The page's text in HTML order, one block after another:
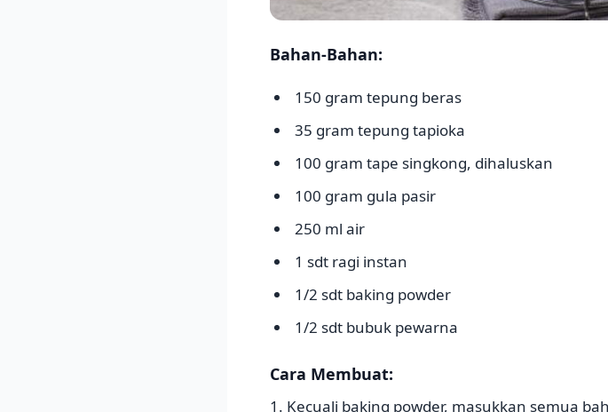
Bahan-Bahan:
150 gram tepung beras
35 gram tepung tapioka
100 gram tape singkong, dihaluskan
100 gram gula pasir
250 ml air
1 sdt ragi instan
1/2 sdt baking powder
1/2 sdt bubuk pewarna
Cara Membuat:
1. Kecuali baking powder, masukkan semua